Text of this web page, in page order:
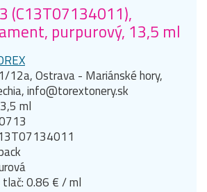
(C13T07134011),
purpurový, 13,5 ml
12a, Ostrava - Mariánské hory,
info@torextonery.sk
ml
tlač: 0.86 € / ml